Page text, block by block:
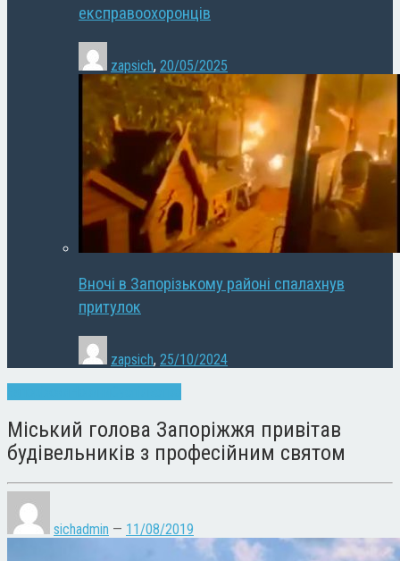
експравоохоронців
zapsich, 20/05/2025
Вночі в Запорізькому районі спалахнув
притулок
zapsich, 25/10/2024
Міський голова Запоріжжя привітав
будівельників з професійним святом
sichadmin — 11/08/2019